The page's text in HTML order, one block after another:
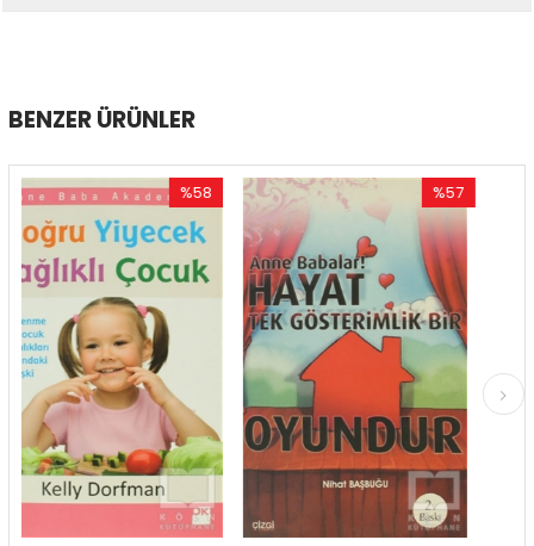
BENZER ÜRÜNLER
%58
İndirim
%58İndirim
%57
%57İndirim